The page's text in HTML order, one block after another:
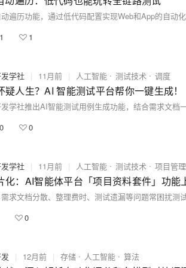
1 1
学社 | 11月前 | 人工智能 测试技术 调度
疑人生？AI 智能测试平台帮你一键生成！
0 0
学社 | 11月前 | 人工智能 测试技术 项目管理
化：AI智能体平台「项目资料套件」功能
0
| 12月前 | 存储 人工智能 算法